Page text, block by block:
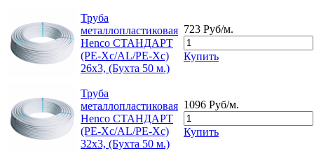
Труба
металлопластиковая
Henco СТАНДАРТ
(PE-Xc/AL/PE-Xc)
26x3, (Бухта 50 м.)
723 Руб/м.
Купить
Труба
металлопластиковая
Henco СТАНДАРТ
(PE-Xc/AL/PE-Xc)
32x3, (Бухта 50 м.)
1096 Руб/м.
Купить